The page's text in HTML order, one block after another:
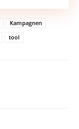
Kampagnen
tool